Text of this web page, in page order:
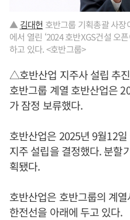
▲ 김대헌 호반그룹 기획총괄 사
에서 열린 ‘2024 호반XGS건설 오
하고 있다. <호반그룹>
△호반산업 지주사 설립 추
호반그룹 계열 호반산업은
가 잠정 보류했다.
호반산업은 2025년 9월12
지주 설립을 결정했다. 분할
획됐다.
호반산업은 호반그룹의 계
한전선을 아래에 두고 있다.